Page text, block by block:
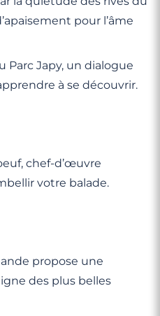
pour l’âme
Parc Japy, un dialogue
à se découvrir.
chef-d’œuvre
votre balade.
propose une
des plus belles